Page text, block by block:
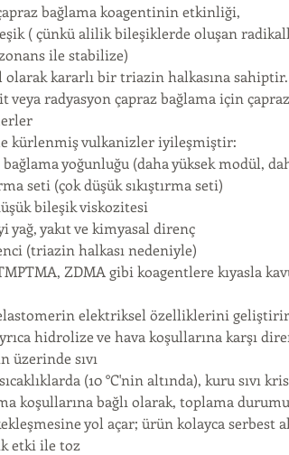
bağlama koagentinin etkinliği,
( çünkü alilik bileşiklerde oluşan
ile stabilize)
olarak kararlı bir triazin halkasına sahiptir.
veya radyasyon çapraz bağlama için
kürlenmiş vulkanizler iyileşmiştir:
yoğunluğu (daha yüksek modül,
seti (çok düşük sıkıştırma seti)
bileşik viskozitesi
yağ, yakıt ve kimyasal direnç
(triazin halkası nedeniyle)
ZDMA gibi koagentlere kıyasla
elektriksel özelliklerini geliştirir
hidrolize ve hava koşullarına karşı
üzerinde sıvı
(10 °C'nin altında), kuru sıvı
koşullarına bağlı olarak, toplama
yol açar; ürün kolayca serbest
etki ile toz